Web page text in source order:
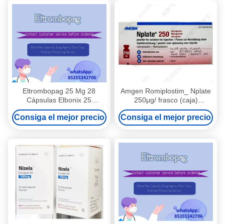
Eltrombopag 25 Mg 28
Cápsulas Elbonix 25
Medicamentos para el
tratamiento de la
trombocitopenia
Consiga el mejor precio
Amgen Romiplostim_ Nplate
250μg/ frasco (caja)
Trombocitopenia inmune
(ITP) Aplicable durante el
tratamiento con este
Consiga el mejor precio